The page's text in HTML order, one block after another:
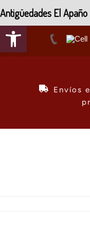
Abrir barra de
Envíos
Antigüedades El Apaño